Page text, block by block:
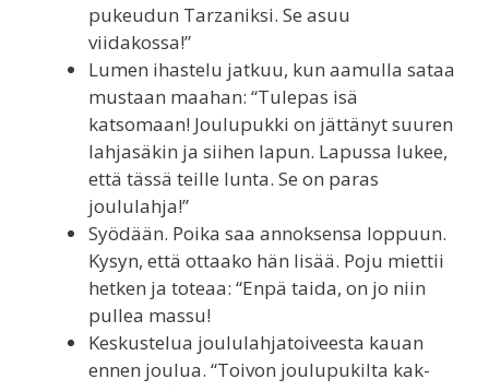
pukeudun Tarzaniksi. Se asuu
viidakossa!”
Lumen ihastelu jatkuu, kun aamulla sataa
mustaan maahan: “Tulepas isä
katsomaan! Joulupukki on jättänyt suuren
lahjasäkin ja siihen lapun. Lapussa lukee,
että tässä teille lunta. Se on paras
joululahja!”
Syödään. Poika saa annoksensa loppuun.
Kysyn, että ottaako hän lisää. Poju miettii
hetken ja toteaa: “Enpä taida, on jo niin
pullea massu!
Keskustelua joululahjatoiveesta kauan
ennen joulua. “Toivon joulupukilta kak-